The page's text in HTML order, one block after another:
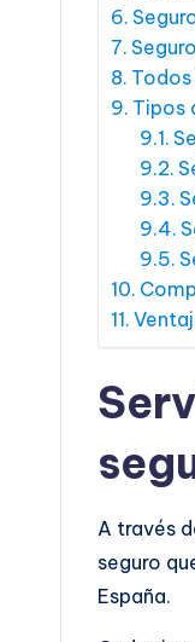
Todos
Tipos
A través
seguro
España.